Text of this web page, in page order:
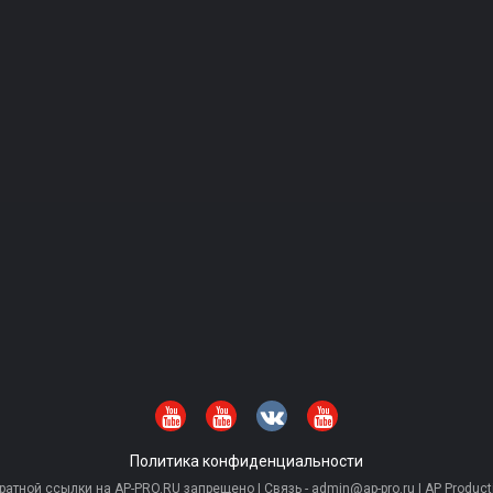
Политика конфиденциальности
ссылки на AP-PRO.RU запрещено | Связь - admin@ap-pro.ru | AP